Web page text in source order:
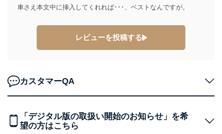
TEL：0570-200-223
e-mail：cs@fujisan.co.jp
改訂：2025年2月20日
制定：2005年4月1日
個人情報の取扱いについて
当社は以下の個人情報保護管理者を設置し、個人情報保
護管理者の責任のもと、個人情報を取得・アクセス・利
車さえ本文中に挿入してくれれば･･･、ベストなんですが。
レビューを投稿する
カスタマーQA
「デジタル版の取扱い開始のお知らせ」を希
望の方はこちら